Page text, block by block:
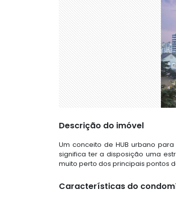
Descrição do imóvel
Um conceito de HUB urbano
significa ter a disposição uma
muito perto dos principais pontos
Características do